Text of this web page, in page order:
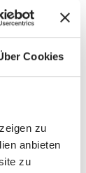
Cookies
zu
anbieten
zu